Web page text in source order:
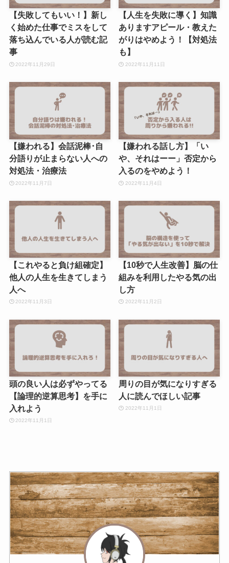
【失敗してもいい！】新し
く始めた仕事でミスをして
落ち込んでいる人が読む記
事
2022年11月29日
【人生を失敗に導く】知識
ありますアピール・教えた
がりはやめよう！【対処法
も】
2022年11月11日
【嫌われる】会話泥棒･自
分語りが止まらない人への
対処法・治療法
2022年11月7日
【嫌われる話し方】「い
や、それはーー」否定から
入るのをやめよう！
2022年11月4日
【これやると負け組確定】
他人の人生を生きてしまう
人へ
2022年11月3日
【10秒で人生改善】脳の仕
組みを利用したやる気の出
し方
2022年11月2日
頭の良い人は必ずやってる
【論理的逆算思考】を手に
入れよう
2022年11月1日
周りの目が気になりすぎる
人に読んでほしい記事
2022年11月1日